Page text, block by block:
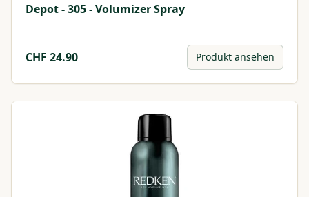
Depot - 305 - Volumizer Spray
CHF 24.90 Produkt ansehen